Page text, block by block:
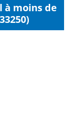
à moins de